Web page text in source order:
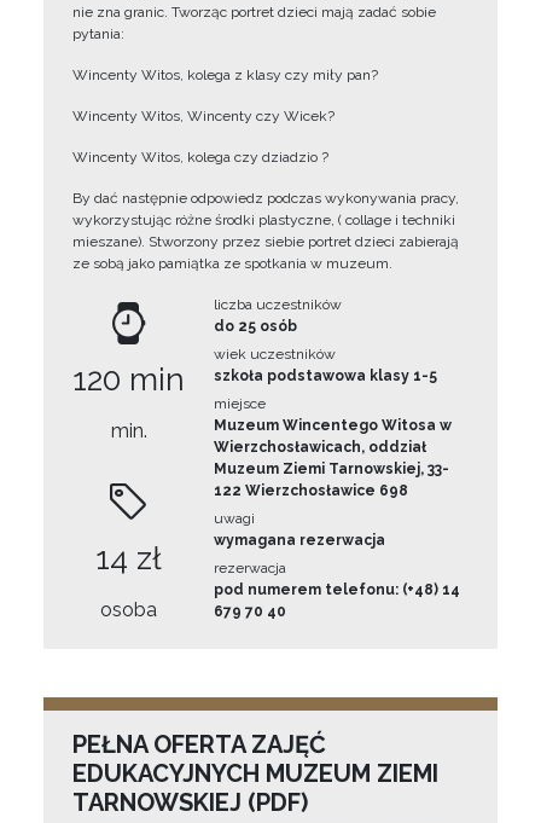
nie zna granic. Tworząc portret dzieci mają zadać sobie
pytania:
Wincenty Witos, kolega z klasy czy miły pan?
Wincenty Witos, Wincenty czy Wicek?
Wincenty Witos, kolega czy dziadzio ?
By dać następnie odpowiedz podczas wykonywania pracy,
wykorzystując różne środki plastyczne, ( collage i techniki
mieszane). Stworzony przez siebie portret dzieci zabierają
ze sobą jako pamiątka ze spotkania w muzeum.
120 min
min.
14 zł
osoba
liczba uczestników
do 25 osób
wiek uczestników
szkoła podstawowa klasy 1-5
miejsce
Muzeum Wincentego Witosa w
Wierzchosławicach, oddział
Muzeum Ziemi Tarnowskiej, 33-
122 Wierzchosławice 698
uwagi
wymagana rezerwacja
rezerwacja
pod numerem telefonu: (+48) 14
679 70 40
PEŁNA OFERTA ZAJĘĆ
EDUKACYJNYCH MUZEUM ZIEMI
TARNOWSKIEJ (PDF)